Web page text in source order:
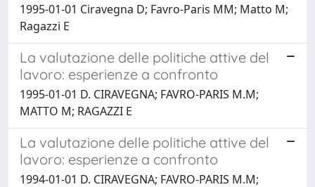
1995-01-01 Ciravegna D; Favro-Paris MM; Matto M;
Ragazzi E
La valutazione delle politiche attive del
lavoro: esperienze a confronto
1995-01-01 D. CIRAVEGNA; FAVRO-PARIS M.M;
MATTO M; RAGAZZI E
La valutazione delle politiche attive del
lavoro: esperienze a confronto
1994-01-01 D. CIRAVEGNA; FAVRO-PARIS M.M;